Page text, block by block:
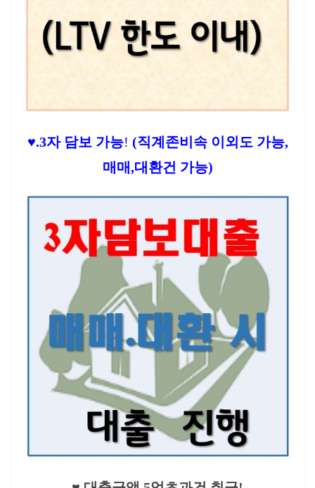
♥.3자 담보 가능! (직계존비속 이외도 가능,
매매,대환건 가능)